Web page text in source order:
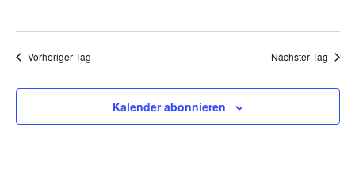
Vorheriger Tag Nächster Tag
Kalender abonnieren